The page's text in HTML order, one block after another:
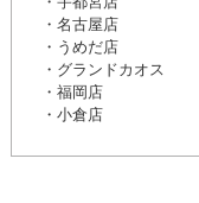
・名古屋店
・うめだ店
・グランドカオス
・福岡店
・小倉店